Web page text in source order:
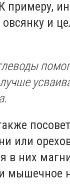
примеру,
и
или
в них
мышечное